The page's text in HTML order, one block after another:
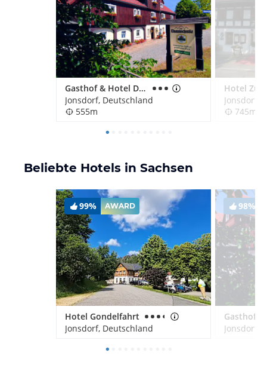
Gasthof & Hotel Dammschenke
Jonsdorf, Deutschland
555m
Jonsdorf,
745m
Beliebte Hotels in Sachsen
99% AWARD
Hotel Gondelfahrt
Jonsdorf, Deutschland
98%
Jonsdorf,